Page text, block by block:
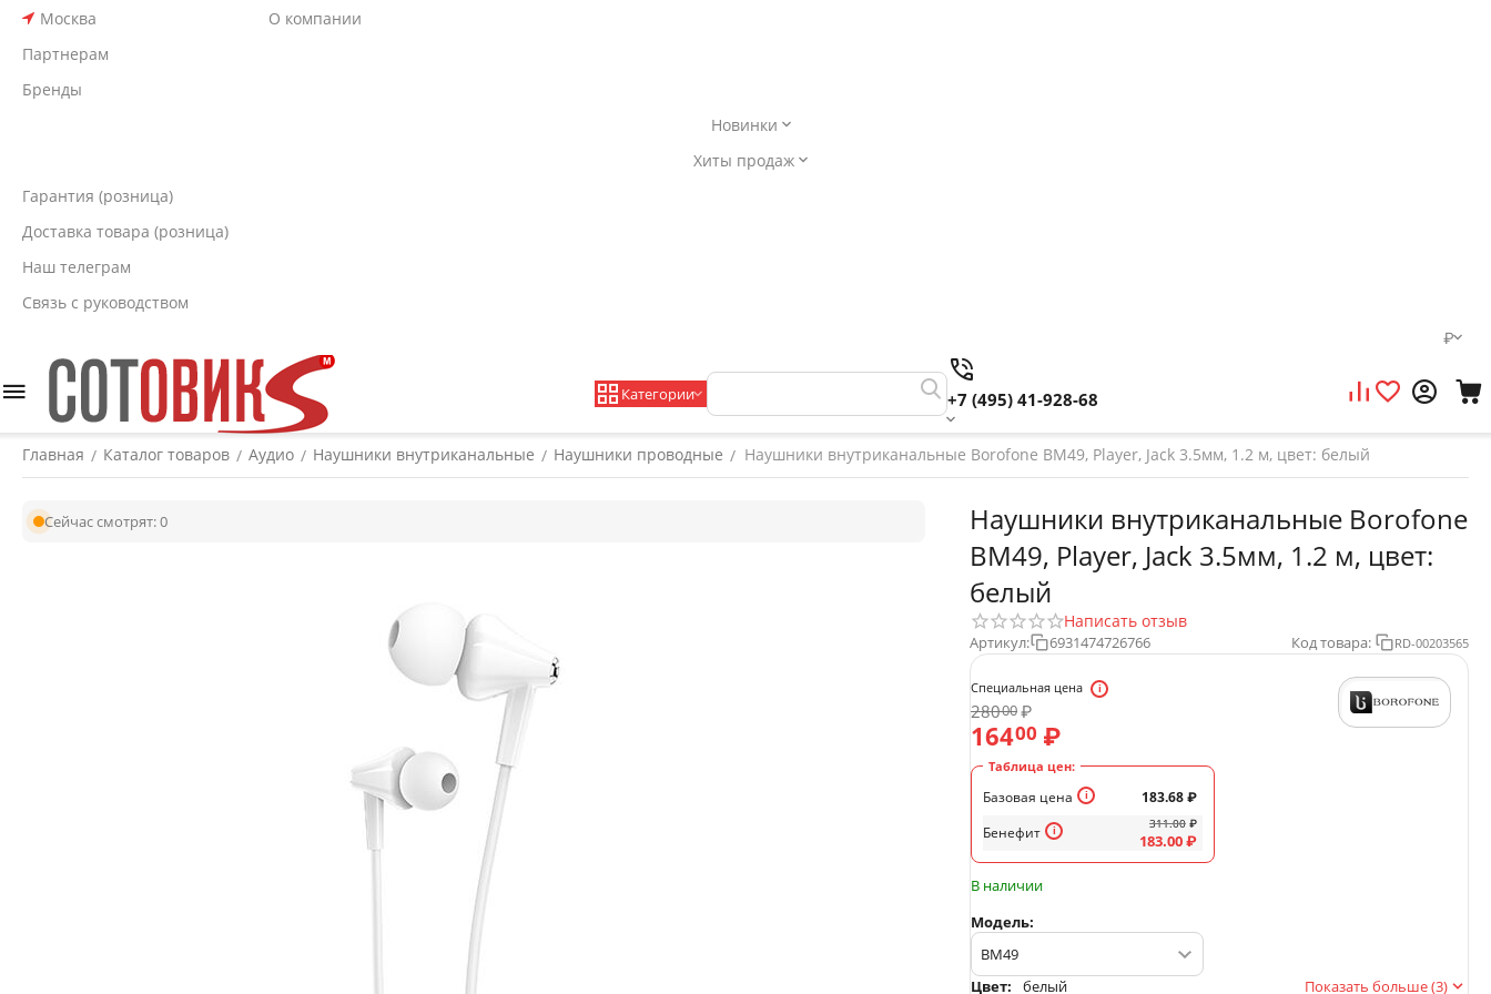
Москва
О компании
Партнерам
Бренды
Новинки
Хиты продаж
Гарантия (розница)
Доставка товара (розница)
Наш телеграм
Связь с руководством
₽
Категории +7 (495) 41-928-68
Главная / Каталог товаров / Аудио / Наушники внутриканальные / Наушники проводные / Наушники внутриканальные Borofone BM49, Player, Jack 3.5мм, 1.2 м, цвет: белый
Сейчас смотрят:0
Наушники внутриканальные Borofone
BM49, Player, Jack 3.5мм, 1.2 м, цвет:
белый
Написать отзыв
Артикул: 6931474726766 Код товара: RD-00203565
Специальная цена
28000₽
16400 ₽
Таблица цен:
Базовая цена
Бенефит
183.68₽
311.00 ₽
183.00₽
В наличии
Модель:
Цвет: белый Показать больше (3)